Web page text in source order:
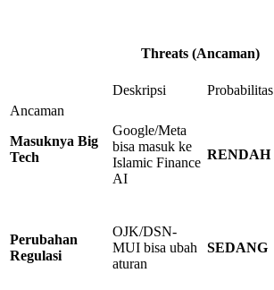
Threats (Ancaman)
Ancaman
Masuknya Big
Tech
Deskripsi Probabilitas
Google/Meta
bisa masuk ke
Islamic Finance
AI
RENDAH
Perubahan
Regulasi
OJK/DSN-
MUI bisa ubah
aturan
SEDANG